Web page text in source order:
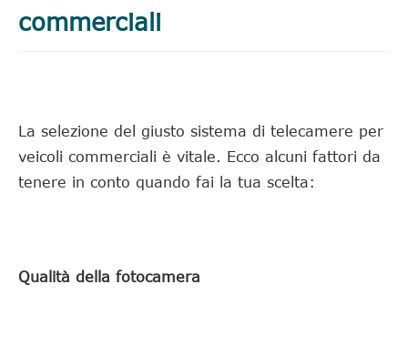
commerciali
La selezione del giusto sistema di telecamere per
veicoli commerciali è vitale. Ecco alcuni fattori da
tenere in conto quando fai la tua scelta:
Qualità della fotocamera